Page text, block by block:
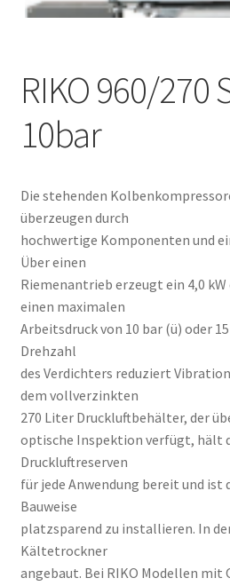
RIKO 960/270
10bar
Die stehenden
überzeugen durch
hochwertige Komponenten und
Über einen
Riemenantrieb erzeugt ein 4,0 kW
einen maximalen
Arbeitsdruck von 10 bar (ü) oder
Drehzahl
des Verdichters reduziert
dem vollverzinkten
270 Liter Druckluftbehälter, der
optische Inspektion verfügt, hält
Druckluftreserven
für jede Anwendung bereit und ist
Bauweise
platzsparend zu installieren. In
Kältetrockner
angebaut. Bei RIKO Modellen mit